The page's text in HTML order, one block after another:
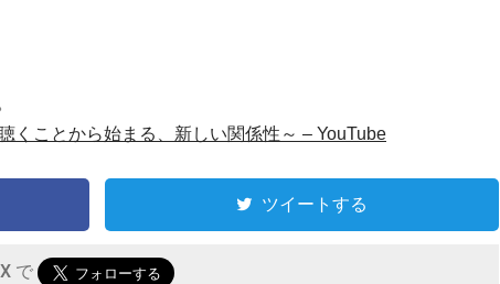
くことから始まる、新しい関係性～ – YouTube
ツイートする
X で